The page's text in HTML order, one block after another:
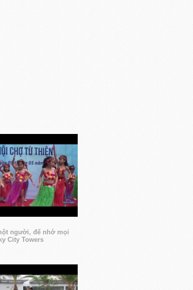
người, để nhớ mọi
City Towers